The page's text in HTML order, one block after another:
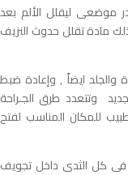
موضعى ليقلل الألم بعد
مادة تقلل حدوث النزيف
والجلد ايضاً , وإعادة ضبط
وتتعدد طرق الجـراحة
للمكان المناسب لفتح
فى كل الثدى داخل تجويف